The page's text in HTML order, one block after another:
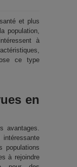
et plus
population,
à
ce type
en
avantages.
intéressante
populations
à rejoindre